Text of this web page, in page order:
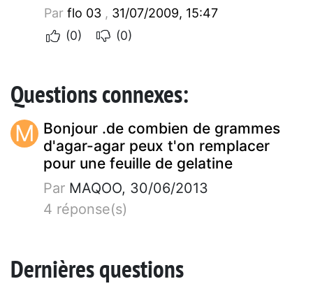
Par flo 03 , 31/07/2009, 15:47
(0)
(0)
Questions connexes:
M Bonjour .de combien de grammes
d'agar-agar peux t'on remplacer
pour une feuille de gelatine
Par MAQOO, 30/06/2013
4 réponse(s)
Dernières questions